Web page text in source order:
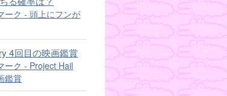
4回目の映画鑑賞